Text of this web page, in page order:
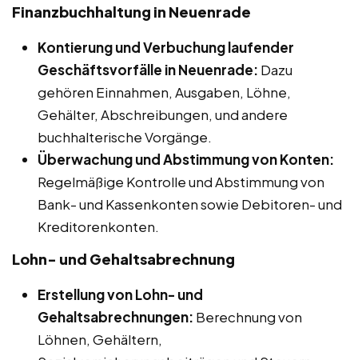
Finanzbuchhaltung in Neuenrade
Kontierung und Verbuchung laufender
Geschäftsvorfälle in Neuenrade: Dazu
gehören Einnahmen, Ausgaben, Löhne,
Gehälter, Abschreibungen, und andere
buchhalterische Vorgänge.
Überwachung und Abstimmung von Konten:
Regelmäßige Kontrolle und Abstimmung von
Bank- und Kassenkonten sowie Debitoren- und
Kreditorenkonten.
Lohn- und Gehaltsabrechnung
Erstellung von Lohn- und
Gehaltsabrechnungen: Berechnung von
Löhnen, Gehältern,